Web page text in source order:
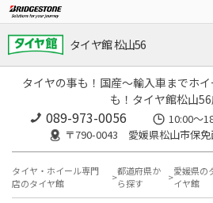
タイヤ館 松山56
タイヤの事も！国産～輸入車までホ
も！タイヤ館松山56
089-973-0056
10:00～
〒790-0043 愛媛県松山市保免
タイヤ・ホイール専門
店のタイヤ館
都道府県か
ら探す
愛媛県の
イヤ館